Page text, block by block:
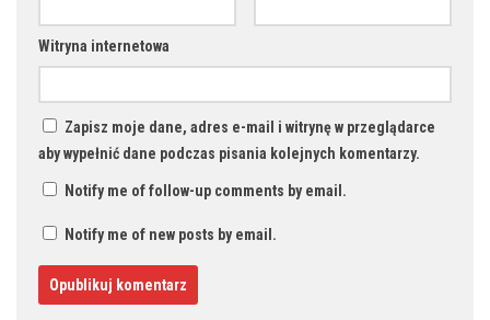
Witryna internetowa
Zapisz moje dane, adres e-mail i witrynę w przeglądarce
aby wypełnić dane podczas pisania kolejnych komentarzy.
Notify me of follow-up comments by email.
Notify me of new posts by email.